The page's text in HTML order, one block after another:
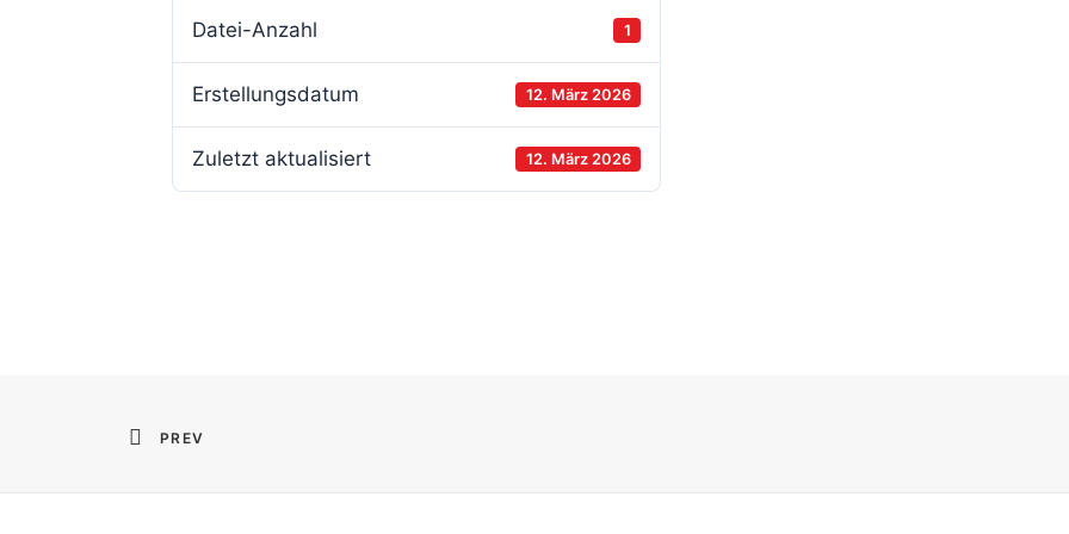
Datei-Anzahl 1
Erstellungsdatum 12. März 2026
Zuletzt aktualisiert 12. März 2026
PREV